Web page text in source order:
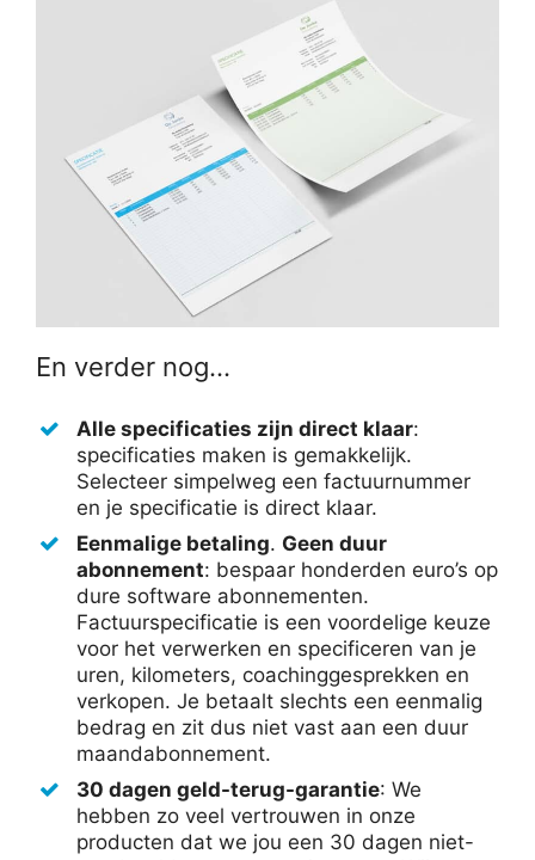
En verder nog…
Alle specificaties zijn direct klaar:
specificaties maken is gemakkelijk.
Selecteer simpelweg een factuurnummer
en je specificatie is direct klaar.
Eenmalige betaling. Geen duur
abonnement: bespaar honderden euro’s op
dure software abonnementen.
Factuurspecificatie is een voordelige keuze
voor het verwerken en specificeren van je
uren, kilometers, coachinggesprekken en
verkopen. Je betaalt slechts een eenmalig
bedrag en zit dus niet vast aan een duur
maandabonnement.
30 dagen geld-terug-garantie: We
hebben zo veel vertrouwen in onze
producten dat we jou een 30 dagen niet-